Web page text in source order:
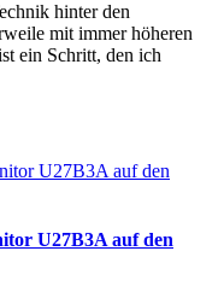
hinter den
mit immer höheren
ein Schritt, den ich
U27B3A auf den